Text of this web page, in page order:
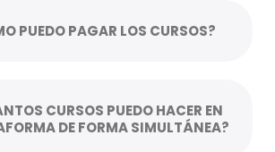
PUEDO PAGAR LOS CURSOS?
CURSOS PUEDO HACER EN
DE FORMA SIMULTÁNEA?